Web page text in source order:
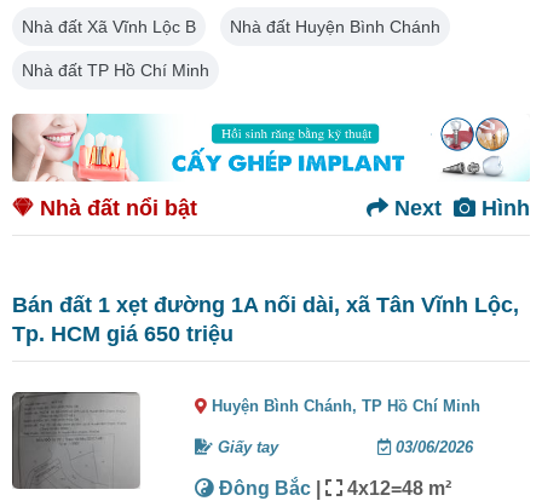
Nhà đất Xã Vĩnh Lộc B Nhà đất Huyện Bình Chánh
Nhà đất TP Hồ Chí Minh
Nhà đất nổi bật Hình
Next
Bán đất 1 xẹt đường 1A nối dài, xã Tân Vĩnh Lộc,
Tp. HCM giá 650 triệu
Huyện Bình Chánh,TP Hồ Chí Minh
Giấy tay 03/06/2026
Đông Bắc | 4x12=48 m²